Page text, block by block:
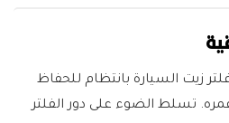
زيت السيارة بانتظام للحفاظ
تسلط الضوء على دور الفلتر